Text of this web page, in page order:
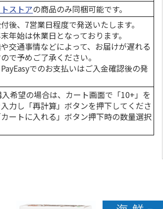
イレ 飛び散
消臭・抗菌サ
4L
別・税込)
無添加良品 カムカ
ムデンタルコーン
ぐるぐるボーン型 S
…
(送料別・税込)
銀のスプーン パウ
チ 健康に育つ子ね
おに…
(送料別・税込)
ストアの商品のみ同梱可能です。
後、7営業日程度で発送いたします。
年始は休業日となっております。
交通事情などによって、お届けが遅れる
で予めご了承ください。
でのお支払いはご入金確認後の発
希望の場合は、カート画面で「10+」を
力し「再計算」ボタンを押下してくださ
ートに入れる」ボタン押下時の数量選択